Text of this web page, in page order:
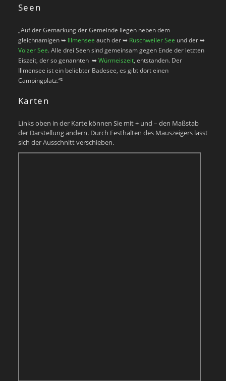
Seen
„Auf der Gemarkung der Gemeinde liegen neben dem
gleichnamigen ➥ Illmensee auch der ➥ Ruschweiler See und der ➥
Volzer See. Alle drei Seen sind gemeinsam gegen Ende der letzten
Eiszeit, der so genannten ➥Würmeiszeit, entstanden. Der
Illmensee ist ein beliebter Badesee, es gibt dort einen
Campingplatz.“²
Karten
Links oben in der Karte können Sie mit + und – den Maßstab
der Darstellung ändern. Durch Festhalten des Mauszeigers lässt
sich der Ausschnitt verschieben.